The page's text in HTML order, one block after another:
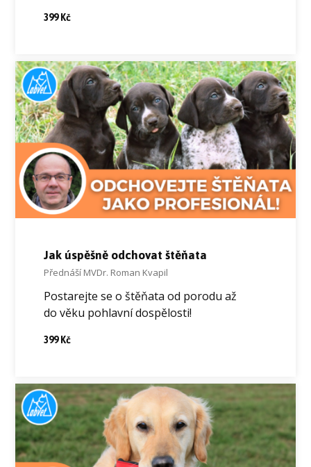
399 Kč
Jak úspěšně odchovat štěňata
Přednáší MVDr. Roman Kvapil
Postarejte se o štěňata od porodu až
do věku pohlavní dospělosti!
399 Kč